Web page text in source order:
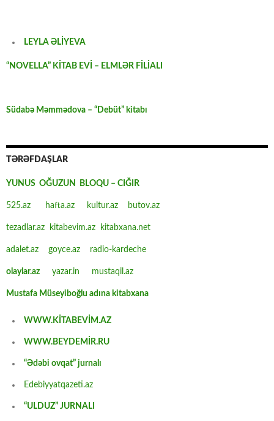
LEYLA ƏLİYEVA
“NOVELLA” KİTAB EVİ – ELMLƏR FİLİALI
Südabə Məmmədova – “Debüt” kitabı
TƏRƏFDAŞLAR
YUNUS OĞUZUN BLOQU – CIĞIR
525.az hafta.az kultur.az butov.az
tezadlar.az kitabevim.az kitabxana.net
adalet.az goyce.az radio-kardeche
olaylar.az yazar.in mustaqil.az
Mustafa Müseyiboğlu adına kitabxana
WWW.KİTABEVİM.AZ
WWW.BEYDEMİR.RU
“Ədəbi ovqat” jurnalı
Edebiyyatqazeti.az
“ULDUZ” JURNALI